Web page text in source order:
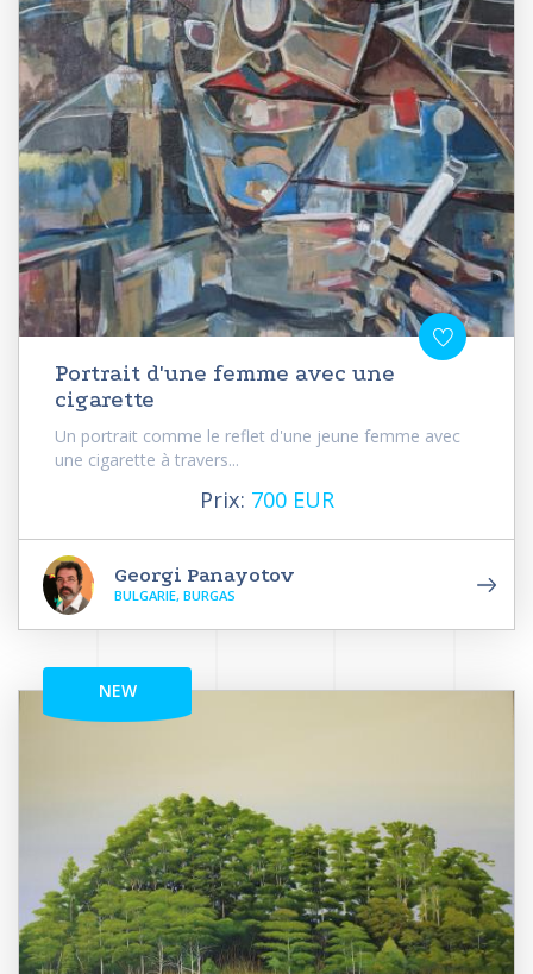
Portrait d'une femme avec une
cigarette
Un portrait comme le reflet d'une jeune femme avec
une cigarette à travers...
Prix: 700 EUR
Georgi Panayotov
BULGARIE, BURGAS
NEW